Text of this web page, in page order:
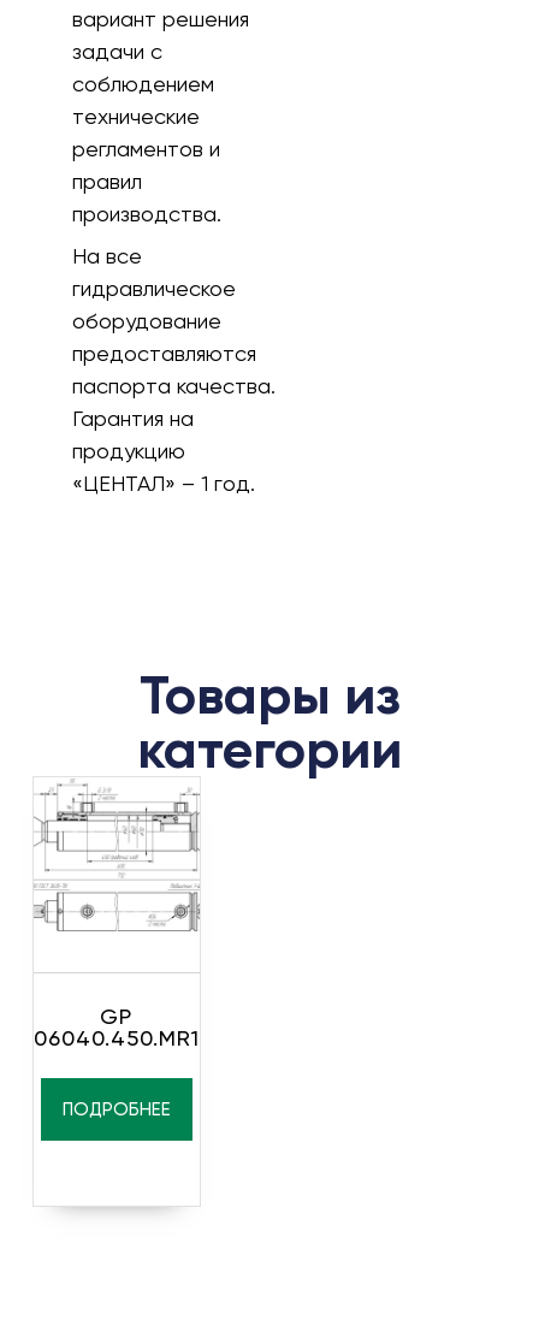
вариант решения
задачи с
соблюдением
технические
регламентов и
правил
производства.
На все
гидравлическое
оборудование
предоставляются
паспорта качества.
Гарантия на
продукцию
«ЦЕНТАЛ» – 1 год.
Товары из
категории
GP
06040.450.MR1
ПОДРОБНЕЕ